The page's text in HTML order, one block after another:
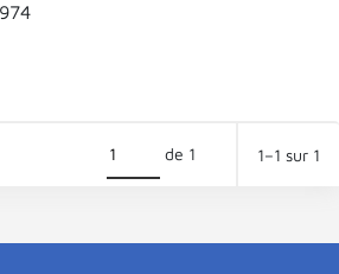
de 1 1–1 sur 1